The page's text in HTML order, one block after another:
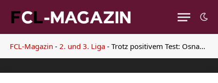
FCL-Magazin - 2. und 3. Liga - Trotz positivem Test: Osnabrück–Spiel gegen Braunschweig findet statt